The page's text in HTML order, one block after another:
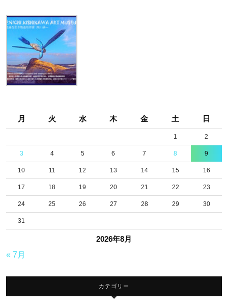
2026年8月
月 火 水 木 金 土 日
1 2
3 4 5 6 7 8 9
10 11 12 13 14 15 16
17 18 19 20 21 22 23
24 25 26 27 28 29 30
31
« 7月
カテゴリー